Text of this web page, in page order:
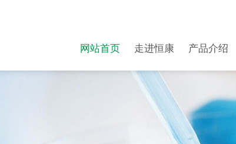
网站首页 走进恒康 产品介绍